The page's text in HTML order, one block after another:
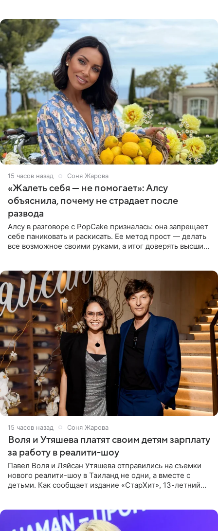
15 часов назад Соня Жарова
«Жалеть себя — не помогает»: Алсу
объяснила, почему не страдает после
развода
Алсу в разговоре с PopCake призналась: она запрещает
себе паниковать и раскисать. Ее метод прост — делать
все возможное своими руками, а итог доверять высшим
15 часов назад Соня Жарова
Воля и Утяшева платят своим детям зарплату
за работу в реалити-шоу
Павел Воля и Ляйсан Утяшева отправились на съемки
нового реалити-шоу в Таиланд не одни, а вместе с
детьми. Как сообщает издание «СтарХит», 13-летний